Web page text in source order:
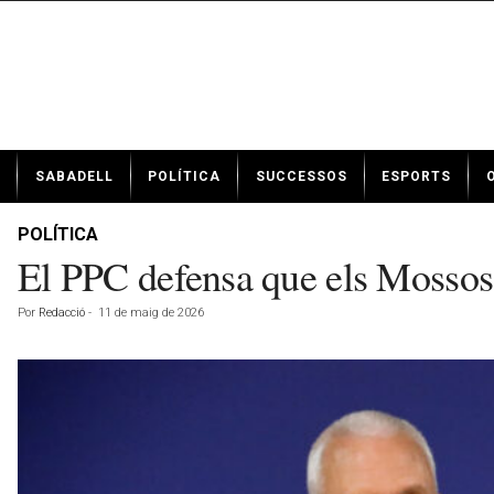
t
SABADELL POLÍTICA SUCCESSOS ESPORTS
POLÍTICA
El PPC defensa que els
Por Redacció - 11 de maig de 2026